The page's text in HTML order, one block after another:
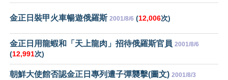
金正日裝甲火車暢遊俄羅斯 2001/8/6 (12,006次)
金正日用龍蝦和「天上龍肉」招待俄羅斯官員 2001/8/6
(12,991次)
朝鮮大使館否認金正日專列遭子彈襲擊(圖文) 2001/8/3